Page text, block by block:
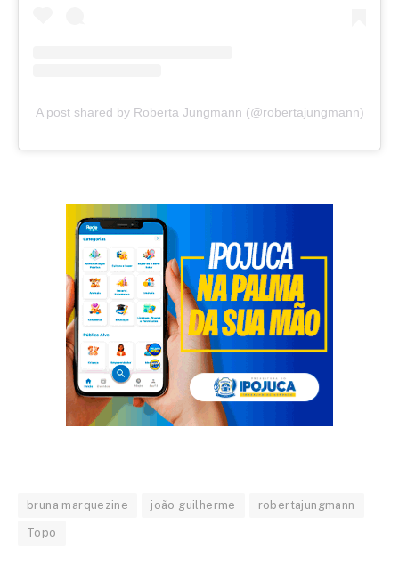
A post shared by Roberta Jungmann (@robertajungmann)
bruna marquezine joão guilherme robertajungmann
Topo